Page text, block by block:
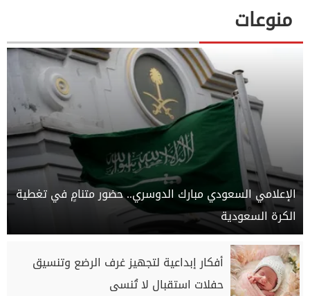
منوعات
الإعلامي السعودي مبارك الدوسري.. حضور متنامٍ في تغطية
الكرة السعودية
أفكار إبداعية لتجهيز غرف الرضع وتنسيق
حفلات استقبال لا تُنسى